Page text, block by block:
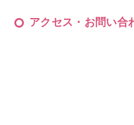
アクセス・お問い合